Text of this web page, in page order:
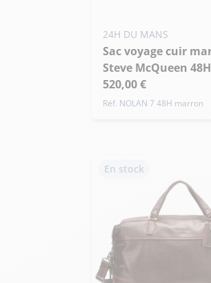
24H DU MANS
Sac voyage cuir marron
Steve McQueen 48H
520,00 €
Réf. NOLAN 7 48H marron
En stock